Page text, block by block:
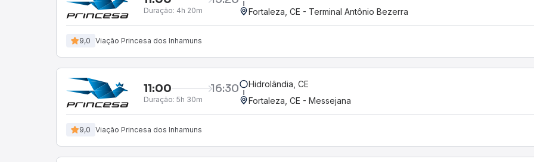
Duração: 4h 20m
Fortaleza, CE - Terminal Antônio Bezerra
9,0 Viação Princesa dos Inhamuns
11:00 16:30
Duração: 5h 30m
Hidrolândia, CE
Fortaleza, CE - Messejana
9,0 Viação Princesa dos Inhamuns